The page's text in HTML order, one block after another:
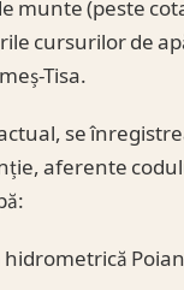
munte (peste
cursurilor de
Tisa.
se
aferente
hidrometrică